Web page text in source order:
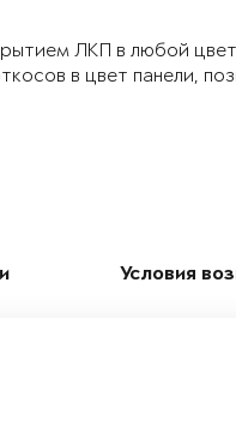
ЛКП в любой
в цвет панели,
Условия